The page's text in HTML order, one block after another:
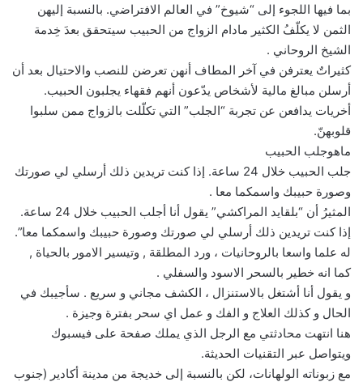
بما فيها اللجوء إلى “شيوخ” في العالم الافتراضي. بالنسبة إليهن
الثمن لا يكلّفُ الكثير مادام الزواج من الحبيب سيتحقق بعدَ خِدمة
الشيخ الروحاني .
كثيراتٌ يعترفن في آخر المطاف أنهن تعرضن للنصب والاحتيال بعد أن
أرسلن مبالغ مالية لأشخاص يدّعون أنهم فقهاء يجلبون الحبيب.
أخريات يدافعن عن تجربة “الجلب” التي تكلّلت بالزواج ممن سلبوا
قلوبهنّ.
ماهوجلب الحبيب
جلب الحبيب خلال 24 ساعة. إذا كنت تريدين ذلك أرسلي لي صورتك
وصورة حبيبك واسمكما معا .
المثيرُ أن “بلقايد المراكشي” يقول أنا أجلب الحبيب خلال 24 ساعة.
إذا كنت تريدين ذلك أرسلي لي صورتك وصورة حبيبك واسمكما معا”.
له علما واسعا بالروحانيات ، ورد المطلقة , وتيسير الامور بالحياة ,
كما انه خطير بالسحر الاسود والسفلي .
و يقول أنا أشتغل بالاستنزال ، الكشف مجاني و سريع . سأجيبك في
الحال و كذلك العلاج و الفك و عمل اي سحر بفترة وجيزة .
هنا انتهت محادثتي مع الرجل الذي يملك صفحة على فيسبوك
ويتواصل عبر التقنيات الحديثة.
مع زبوناته الولهانات، لكن بالنسبة إلى خديجة من مدينة أكادير (جنوب